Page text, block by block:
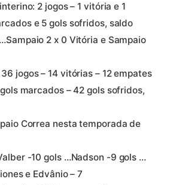
2 jogos – 1 vitória e 1
e 5 gols sofridos, saldo
2 x 0 Vitória e Sampaio
jogos – 14 vitórias – 12 empates
marcados – 42 gols sofridos,
Correa nesta temporada de
-10 gols …Nadson -9 gols …
e Edvânio – 7